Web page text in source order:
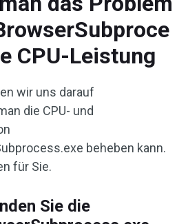
CPU-Leistung
wir uns darauf
die CPU- und
beheben kann.
für Sie.
Sie die